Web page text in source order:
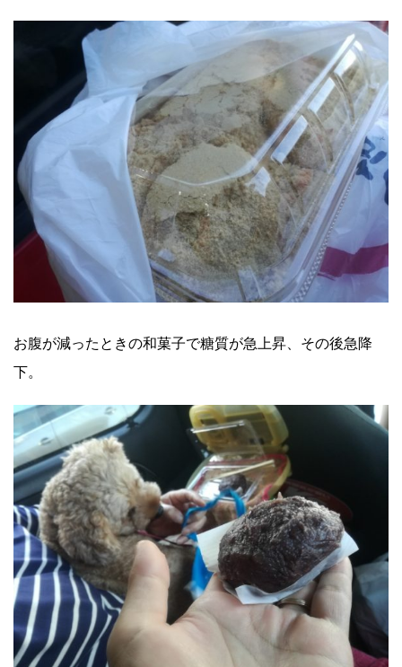
お腹が減ったときの和菓子で糖質が急上昇、その後急降
下。